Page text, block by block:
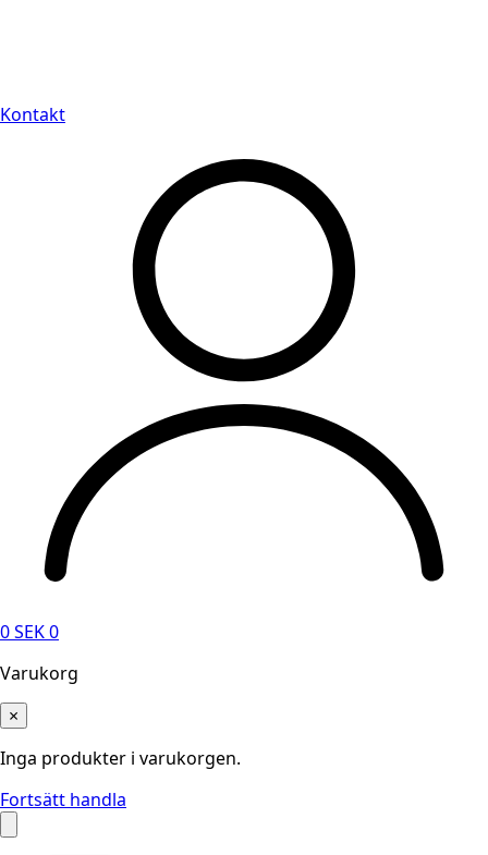
Kontakt
0SEK0
Varukorg
×
Inga produkter i varukorgen.
Fortsätt handla